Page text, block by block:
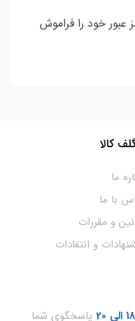
خود را فراموش
کالا
ما
با ما
و مقررات
و انتقادات
18 الی 20
پاسخگوی شما